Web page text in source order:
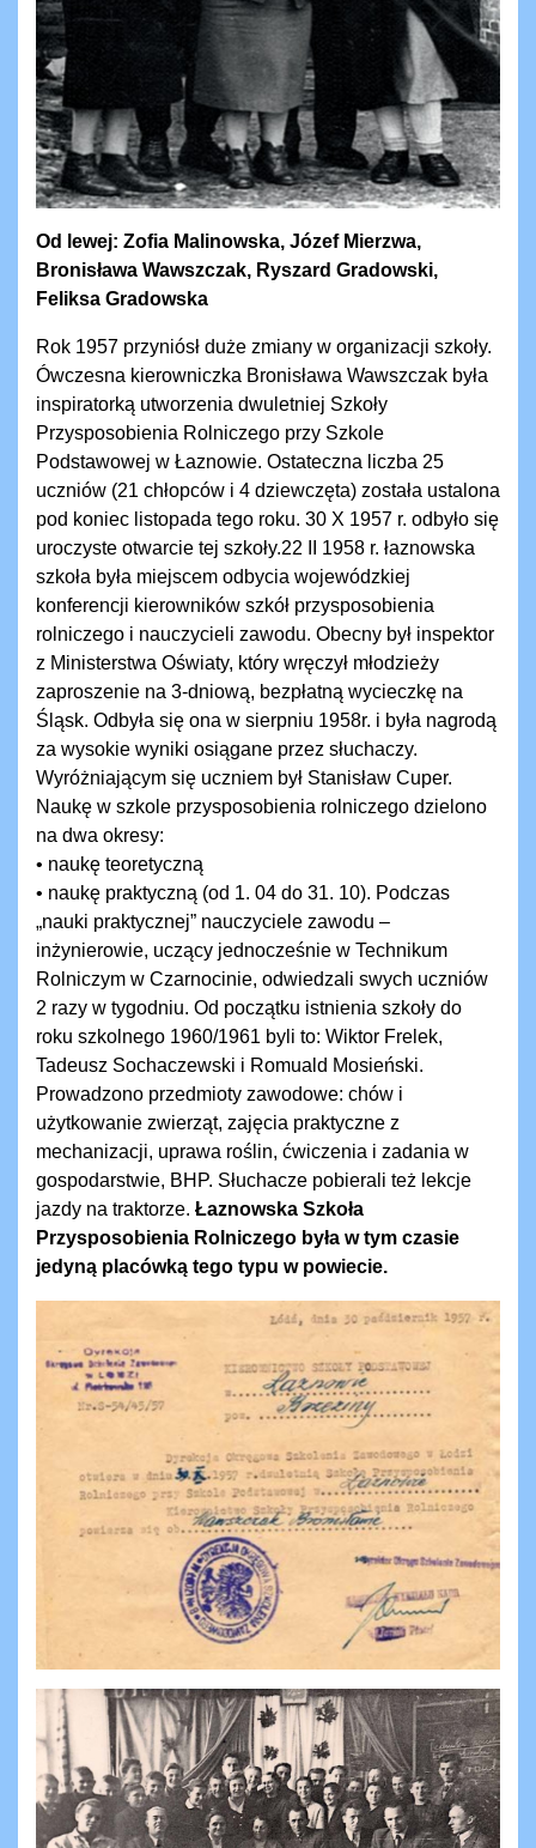
Od lewej: Zofia Malinowska, Józef Mierzwa,
Bronisława Wawszczak, Ryszard Gradowski,
Feliksa Gradowska
Rok 1957 przyniósł duże zmiany w organizacji szkoły.
Ówczesna kierowniczka Bronisława Wawszczak była
inspiratorką utworzenia dwuletniej Szkoły
Przysposobienia Rolniczego przy Szkole
Podstawowej w Łaznowie. Ostateczna liczba 25
uczniów (21 chłopców i 4 dziewczęta) została ustalona
pod koniec listopada tego roku. 30 X 1957 r. odbyło się
uroczyste otwarcie tej szkoły.22 II 1958 r. łaznowska
szkoła była miejscem odbycia wojewódzkiej
konferencji kierowników szkół przysposobienia
rolniczego i nauczycieli zawodu. Obecny był inspektor
z Ministerstwa Oświaty, który wręczył młodzieży
zaproszenie na 3-dniową, bezpłatną wycieczkę na
Śląsk. Odbyła się ona w sierpniu 1958r. i była nagrodą
za wysokie wyniki osiągane przez słuchaczy.
Wyróżniającym się uczniem był Stanisław Cuper.
Naukę w szkole przysposobienia rolniczego dzielono
na dwa okresy:
• naukę teoretyczną
• naukę praktyczną (od 1. 04 do 31. 10). Podczas
„nauki praktycznej” nauczyciele zawodu –
inżynierowie, uczący jednocześnie w Technikum
Rolniczym w Czarnocinie, odwiedzali swych uczniów
2 razy w tygodniu. Od początku istnienia szkoły do
roku szkolnego 1960/1961 byli to: Wiktor Frelek,
Tadeusz Sochaczewski i Romuald Mosieński.
Prowadzono przedmioty zawodowe: chów i
użytkowanie zwierząt, zajęcia praktyczne z
mechanizacji, uprawa roślin, ćwiczenia i zadania w
gospodarstwie, BHP. Słuchacze pobierali też lekcje
jazdy na traktorze. Łaznowska Szkoła
Przysposobienia Rolniczego była w tym czasie
jedyną placówką tego typu w powiecie.